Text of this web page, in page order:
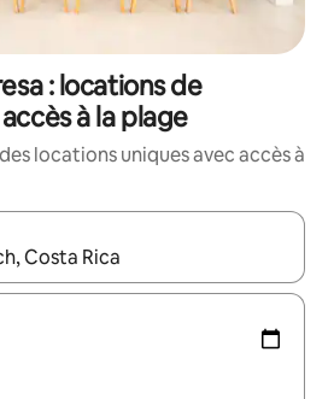
: locations de
à la plage
locations uniques avec accès à
utilisez les flèches vers le